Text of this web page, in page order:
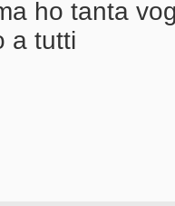
ho tanta
a tutti